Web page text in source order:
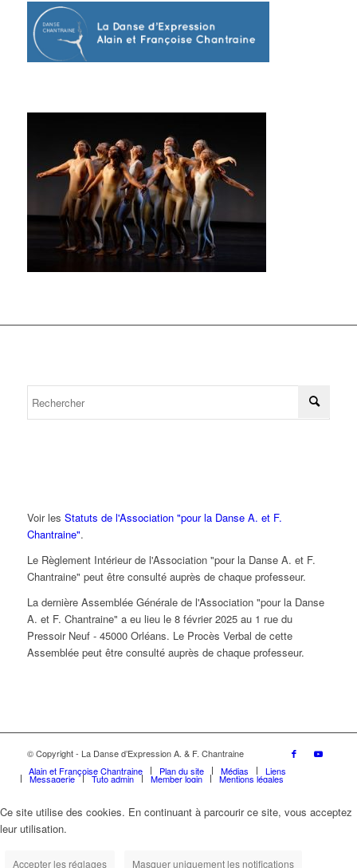
Voir les Statuts de l'Association "pour la Danse A. et F.
Chantraine".
Le Règlement Intérieur de l'Association "pour la Danse A. et F.
Chantraine" peut être consulté auprès de chaque professeur.
La dernière Assemblée Générale de l'Association "pour la Danse
A. et F. Chantraine" a eu lieu le 8 février 2025 au 1 rue du
Pressoir Neuf - 45000 Orléans. Le Procès Verbal de cette
Assemblée peut être consulté auprès de chaque professeur.
© Copyright - La Danse d’Expression A. & F. Chantraine
Alain et Françoise Chantraine
Plan du site Médias Liens
Messagerie Tuto admin Member login Mentions légales
Ce site utilise des cookies. En continuant à parcourir ce site, vous acceptez
leur utilisation.
Accepter les réglages Masquer uniquement les notifications